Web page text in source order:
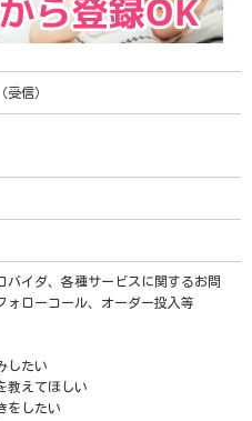
受信）
バイダ、各種サービスに関するお問
ォローコール、オーダー投入等
したい
教えてほしい
をしたい